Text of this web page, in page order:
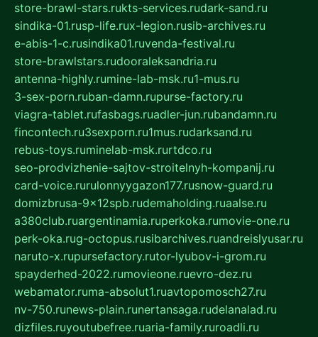
store-brawl-stars.rukts-services.rudark-sand.ru
sindika-01.rusp-life.rux-legion.rusib-archives.ru
e-abis-1-c.rusindika01.ruvenda-festival.ru
store-brawlstars.rudooraleksandria.ru
antenna-highly.rumine-lab-msk.ru1-mus.ru
3-sex-porn.ruban-damn.rupurse-factory.ru
viagra-tablet.rufasbags.ruadler-jun.rubandamn.ru
fincontech.ru3sexporn.ru1mus.rudarksand.ru
rebus-toys.ruminelab-msk.rurtdco.ru
seo-prodvizhenie-sajtov-stroitelnyh-kompanij.ru
card-voice.rurulonnyygazon177.rusnow-guard.ru
domizbrusa-9x12spb.rudemaholding.ruaalse.ru
a380club.ruargentinamia.ruperkoka.rumovie-one.ru
perk-oka.rug-octopus.rusibarchives.ruandreislyusar.ru
naruto-x.rupursefactory.rutor-lyubov-i-grom.ru
spayderhed-2022.rumovieone.ruevro-dez.ru
webamator.ruma-absolut1.ruavtopomosch27.ru
nv-750.runews-plain.runertansaga.rudelanalad.ru
dizfiles.ruyoutubefree.ruaria-family.ruroadli.ru